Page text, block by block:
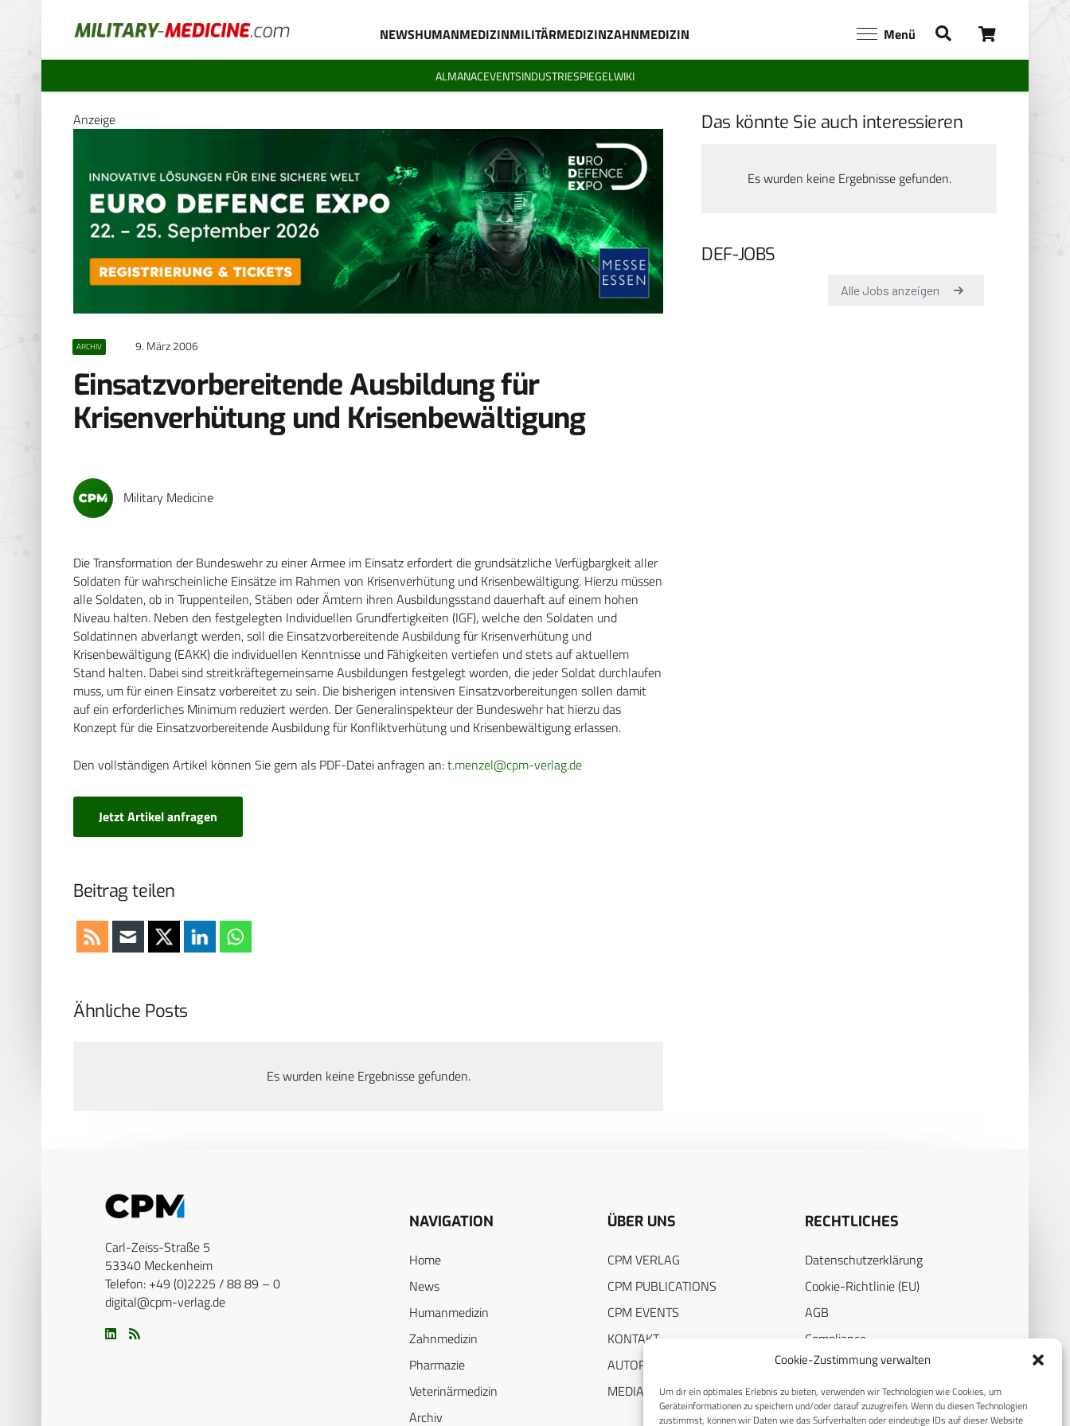
Cookie-Zustimmung verwalten
Um dir ein optimales Erlebnis zu bieten, verwenden wir Technologien wie Cookies, um
Geräteinformationen zu speichern und/oder darauf zuzugreifen. Wenn du diesen Technologien
zustimmst, können wir Daten wie das Surfverhalten oder eindeutige IDs auf dieser Website
NEWSHUMANMEDIZINMILITÄRMEDIZINZAHNMEDIZIN Menü
ALMANACEVENTSINDUSTRIESPIEGELWIKI
Anzeige
ARCHIV 9. März 2006
Einsatzvorbereitende Ausbildung für
Krisenverhütung und Krisenbewältigung
Military Medicine
Die Transformation der Bundeswehr zu einer Armee im Einsatz erfordert die grundsätzliche Verfügbargkeit aller
Soldaten für wahrscheinliche Einsätze im Rahmen von Krisenverhütung und Krisenbewältigung. Hierzu müssen
alle Soldaten, ob in Truppenteilen, Stäben oder Ämtern ihren Ausbildungsstand dauerhaft auf einem hohen
Niveau halten. Neben den festgelegten Individuellen Grundfertigkeiten (IGF), welche den Soldaten und
Soldatinnen abverlangt werden, soll die Einsatzvorbereitende Ausbildung für Krisenverhütung und
Krisenbewältigung (EAKK) die individuellen Kenntnisse und Fähigkeiten vertiefen und stets auf aktuellem
Stand halten. Dabei sind streitkräftegemeinsame Ausbildungen festgelegt worden, die jeder Soldat durchlaufen
muss, um für einen Einsatz vorbereitet zu sein. Die bisherigen intensiven Einsatzvorbereitungen sollen damit
auf ein erforderliches Minimum reduziert werden. Der Generalinspekteur der Bundeswehr hat hierzu das
Konzept für die Einsatzvorbereitende Ausbildung für Konfliktverhütung und Krisenbewältigung erlassen.
Den vollständigen Artikel können Sie gern als PDF-Datei anfragen an:t.menzel@cpm-verlag.de
Jetzt Artikel anfragen
Beitrag teilen
Das könnte Sie auch interessieren
Es wurden keine Ergebnisse gefunden.
DEF-JOBS
Ähnliche Posts
Es wurden keine Ergebnisse gefunden.
Carl-Zeiss-Straße 5
53340 Meckenheim
Telefon: +49 (0)2225 / 88 89 – 0
digital@cpm-verlag.de
NAVIGATION
Home
News
Humanmedizin
Zahnmedizin
Pharmazie
Veterinärmedizin
Archiv
ÜBER UNS
CPM VERLAG
CPM PUBLICATIONS
CPM EVENTS
KONTAKT
AUTORENHINWEISE
MEDIADATEN
RECHTLICHES
Datenschutzerklärung
Cookie-Richtlinie (EU)
AGB
Compliance
Impressum